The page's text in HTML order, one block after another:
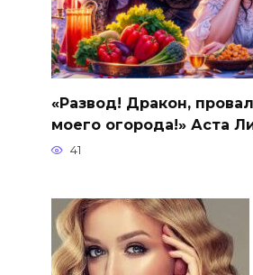
«Развод! Дракон,
моего огорода!» Аста
41